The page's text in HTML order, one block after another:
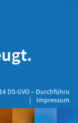
DS-GVO – Durchführu
Impressum